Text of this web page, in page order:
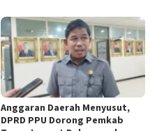
Anggaran Daerah Menyusut,
DPRD PPU Dorong Pemkab